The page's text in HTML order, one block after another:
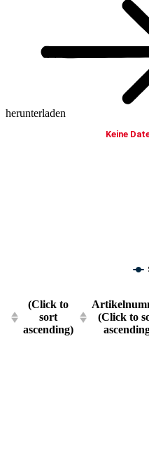
herunterladen
Keine
(Click to
sort
ascending)
(Click to